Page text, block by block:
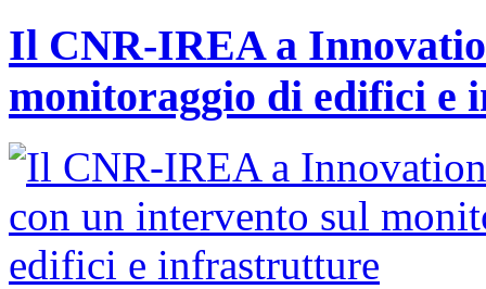
Il CNR-IREA a
monitoraggio di edifici e